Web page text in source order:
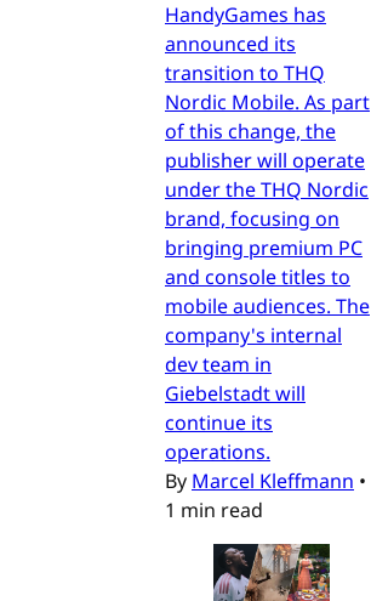
HandyGames has
announced its
transition to THQ
Nordic Mobile. As part
of this change, the
publisher will operate
under the THQ Nordic
brand, focusing on
bringing premium PC
and console titles to
mobile audiences. The
company's internal
dev team in
Giebelstadt will
continue its
operations.
By Marcel Kleffmann •
1 min read